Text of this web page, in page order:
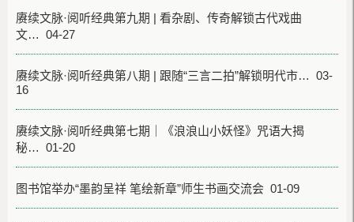
赓续文脉·阅听经典第九期 | 看杂剧、传奇解锁古代戏曲
文… 04-27
赓续文脉·阅听经典第八期 | 跟随“三言二拍”解锁明代市… 03-
16
赓续文脉·阅听经典第七期｜《浪浪山小妖怪》咒语大揭
秘… 01-20
图书馆举办“墨韵呈祥 笔绘新章”师生书画交流会 01-09